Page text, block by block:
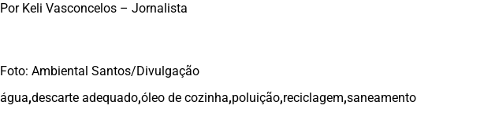
Por Keli Vasconcelos – Jornalista
Foto: Ambiental Santos/Divulgação
água,descarte adequado,óleo de cozinha,poluição,reciclagem,saneamento